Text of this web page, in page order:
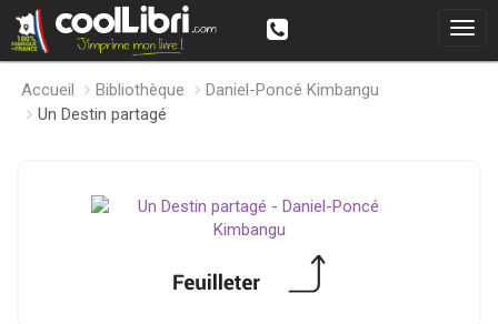
Accueil Bibliothèque
Daniel-Poncé Kimbangu
Un Destin partagé